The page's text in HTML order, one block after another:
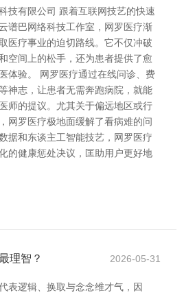
技有限公司 跟着互联网技艺的快速
谱巴网络科技工作室，网罗医疗渐
医疗事业的迫切路线。它不仅冲破
空间上的松手，还为患者提供了愈
体验。 网罗医疗通过在线问诊、费
神志，让患者无需奔跑病院，就能
师的提议。尤其关于偏远地区或行
网罗医疗极地面缓解了看病难的问
据和东谈主工智能技艺，网罗医疗
的健康惩处决议，匡助用户更好地
理智？ 2026-05-31
表逻辑、换取与念念维才气，因